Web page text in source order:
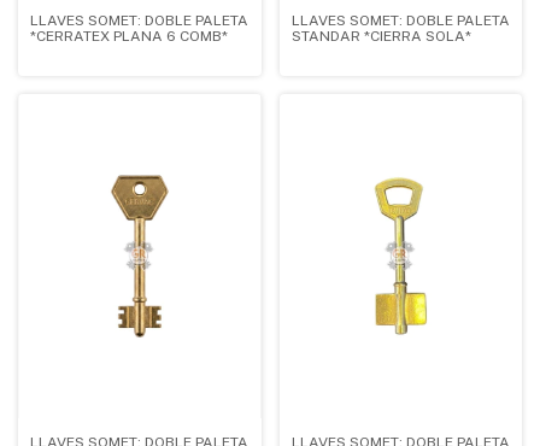
LLAVES SOMET: DOBLE PALETA
*CERRATEX PLANA 6 COMB*
LLAVES SOMET: DOBLE PALETA
STANDAR *CIERRA SOLA*
LLAVES SOMET: DOBLE PALETA
LLAVES SOMET: DOBLE PALETA